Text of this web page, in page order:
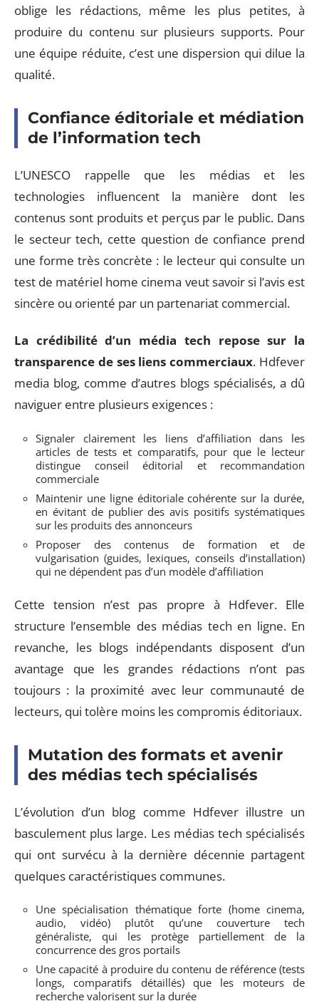
oblige les rédactions, même les plus petites, à
produire du contenu sur plusieurs supports. Pour
une équipe réduite, c’est une dispersion qui dilue la
qualité.
Confiance éditoriale et médiation
de l’information tech
L’UNESCO rappelle que les médias et les
technologies influencent la manière dont les
contenus sont produits et perçus par le public. Dans
le secteur tech, cette question de confiance prend
une forme très concrète : le lecteur qui consulte un
test de matériel home cinema veut savoir si l’avis est
sincère ou orienté par un partenariat commercial.
La crédibilité d’un média tech repose sur la
transparence de ses liens commerciaux. Hdfever
media blog, comme d’autres blogs spécialisés, a dû
naviguer entre plusieurs exigences :
Signaler clairement les liens d’affiliation dans les
articles de tests et comparatifs, pour que le lecteur
distingue conseil éditorial et recommandation
commerciale
Maintenir une ligne éditoriale cohérente sur la durée,
en évitant de publier des avis positifs systématiques
sur les produits des annonceurs
Proposer des contenus de formation et de
vulgarisation (guides, lexiques, conseils d’installation)
qui ne dépendent pas d’un modèle d’affiliation
Cette tension n’est pas propre à Hdfever. Elle
structure l’ensemble des médias tech en ligne. En
revanche, les blogs indépendants disposent d’un
avantage que les grandes rédactions n’ont pas
toujours : la proximité avec leur communauté de
lecteurs, qui tolère moins les compromis éditoriaux.
Mutation des formats et avenir
des médias tech spécialisés
L’évolution d’un blog comme Hdfever illustre un
basculement plus large. Les médias tech spécialisés
qui ont survécu à la dernière décennie partagent
quelques caractéristiques communes.
Une spécialisation thématique forte (home cinema,
audio, vidéo) plutôt qu’une couverture tech
généraliste, qui les protège partiellement de la
concurrence des gros portails
Une capacité à produire du contenu de référence (tests
longs, comparatifs détaillés) que les moteurs de
recherche valorisent sur la durée